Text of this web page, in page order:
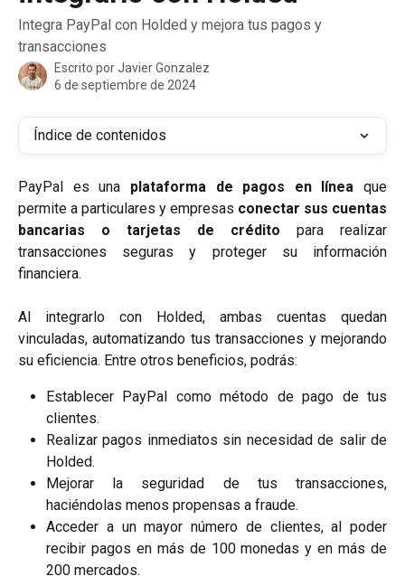
Integra PayPal con Holded y mejora tus pagos y
transacciones
Escrito porJavier Gonzalez
6 de septiembre de 2024
Índice de contenidos
PayPal es una plataforma de pagos en línea que
permite a particulares y empresas conectar sus cuentas
bancarias o tarjetas de crédito para realizar
transacciones seguras y proteger su información
financiera.
Al integrarlo con Holded, ambas cuentas quedan
vinculadas, automatizando tus transacciones y mejorando
su eficiencia. Entre otros beneficios, podrás:
Establecer PayPal como método de pago de tus
clientes.
Realizar pagos inmediatos sin necesidad de salir de
Holded.
Mejorar la seguridad de tus transacciones,
haciéndolas menos propensas a fraude.
Acceder a un mayor número de clientes, al poder
recibir pagos en más de 100 monedas y en más de
200 mercados.